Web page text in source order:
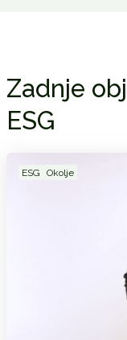
Zadnje
ESG
ESG Okolje